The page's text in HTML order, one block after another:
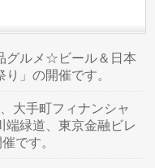
グルメ☆ビール＆日本
」の開催です。
大手町フィナンシャ
端緑道、東京金融ビレ
です。